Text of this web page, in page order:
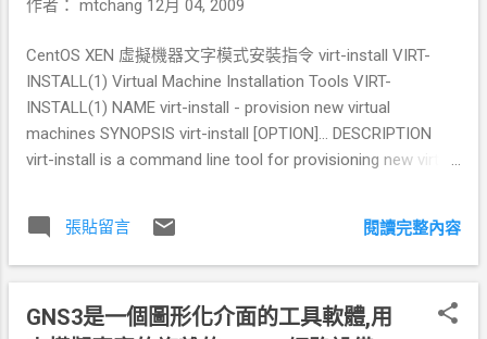
戰。 他本來是要錢的遊戲，但是作者不知道什原因
google code 和 sf.net 提供免費下載，他有Linux、
Windows及 Mac 的版本。 最早我是在pchome發現
他的，這裡還有舊版1.13版的可以下載及簡介：
http://toget.pchome.com.tw/intro/game_action/ga
me_action_tetris/2469.html 基本上和目前 1.20 版
定度有改善。 遊戲心得: 曾經把這遊戲用在社團辦
比賽，可是又不想和一般人一樣，辦 AOE 或 其他
OLG 之類的，所以找到了這套。 基本上遊戲可以是
和網路上的其他人對戰，好玩的地方在於和其他人
作者： mtchang 12月 04, 2009
CentOS XEN 虛擬機器文字模式安裝指令 virt-install VIRT-
INSTALL(1) Virtual Machine Installation Tools VIRT-
INSTALL(1) NAME virt-install - provision new virtual
machines SYNOPSIS virt-install [OPTION]... DESCRIPTION
virt-install is a command line tool for provisioning new virtual
The tool supports both text based & graphical installations,
using serial console, SDL graphics or a VNC client/server
pair. The guest can be configured with one or more virtual
The installation media can be held locally or remotely on
張貼留言 閱讀完整內容
GNS3是一個圖形化介面的工具軟體,用